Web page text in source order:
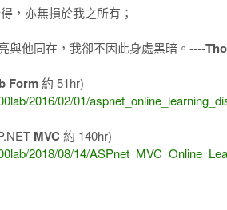
，亦無損於我之所有；
與他同在，我卻不因此身處黑暗。----
Form約 51hr)
2016/02/01/
MVC 約 140hr)
2018/08/14/